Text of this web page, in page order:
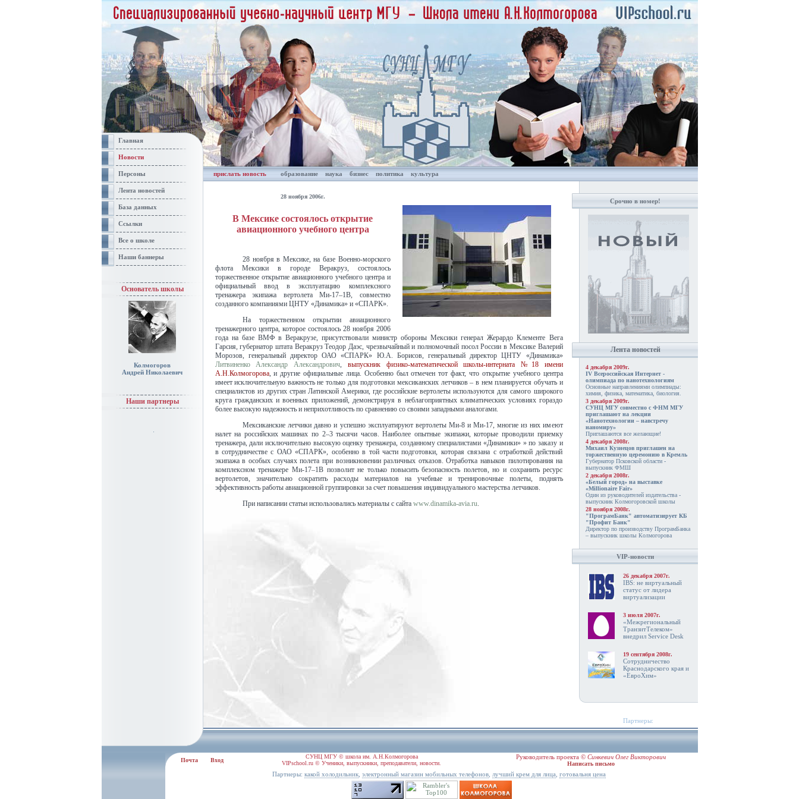
Главная
Новости
Персоны
Лента новостей
База данных
Ссылки
Все о школе
Наши баннеры
Основатель школы
Колмогоров
Андрей Николаевич
Наши партнеры
прислать новость образование наука бизнес политика культура
28 ноября 2006г.
В Мексике состоялось открытие
авиационного учебного центра
28 ноября в Мексике, на базе Военно-морского
флота Мексики в городе Веракруз, состоялось
торжественное открытие авиационного учебного центра и
официальный ввод в эксплуатацию комплексного
тренажера экипажа вертолета Ми-17–1В, совместно
созданного компаниями ЦНТУ «Динамика» и «СПАРК».
На торжественном открытии авиационного
тренажерного центра, которое состоялось 28 ноября 2006
года на базе ВМФ в Веракрузе, присутствовали министр обороны Мексики генерал Жерардо Клементе Вега
Гарсия, губернатор штата Веракруз Теодор Даэс, чрезвычайный и полномочный посол России в Мексике Валерий
Морозов, генеральный директор ОАО «СПАРК» Ю.А. Борисов, генеральный директор ЦНТУ «Динамика»
Литвиненко Александр Александрович, выпускник физико-математической школы-интерната №18 имени
А.Н.Колмогорова, и другие официальные лица. Особенно был отмечен тот факт, что открытие учебного центра
имеет исключительную важность не только для подготовки мексиканских летчиков – в нем планируется обучать и
специалистов из других стран Латинской Америки, где российские вертолеты используются для самого широкого
круга гражданских и военных приложений, демонстрируя в неблагоприятных климатических условиях гораздо
более высокую надежность и неприхотливость по сравнению со своими западными аналогами.
Мексиканские летчики давно и успешно эксплуатируют вертолеты Ми-8 и Ми-17, многие из них имеют
налет на российских машинах по 2–3 тысячи часов. Наиболее опытные экипажи, которые проводили приемку
тренажера, дали исключительно высокую оценку тренажера, созданному специалистами «Динамики» » по заказу и
в сотрудничестве с ОАО «СПАРК», особенно в той части подготовки, которая связана с отработкой действий
экипажа в особых случаях полета при возникновении различных отказов. Отработка навыков пилотирования на
комплексном тренажере Ми-17–1В позволит не только повысить безопасность полетов, но и сохранить ресурс
вертолетов, значительно сократить расходы материалов на учебные и тренировочные полеты, поднять
эффективность работы авиационной группировки за счет повышения индивидуального мастерства летчиков.
При написании статьи использовались материалы с сайтаwww.dinamika-avia.ru.
Срочно в номер!
Лента новостей
4 декабря 2009г.
IV Всероссийская Интернет -
олимпиада по нанотехнологиям
Основные направлениями олимпиады:
химия, физика, математика, биология.
3 декабря 2009г.
СУНЦ МГУ совместно с ФНМ МГУ
приглашают на лекции
«Нанотехнологии – навстречу
наномиру»
Приглашаются все желающие!
4 декабря 2008г.
Михаил Кузнецов приглашен на
торжественную церемонию в Кремль
Губернатор Псковской области -
выпускник ФМШ
2 декабря 2008г.
«Белый город» на выставке
«Millionaire Fair»
Один из руководителей издательства -
выпускник Колмогоровской школы
28 ноября 2008г.
"ПрограмБанк" автоматизирует КБ
"Профит Банк"
Директор по производству ПрограмБанка
– выпускник школы Колмогорова
VIP-новости
26 декабря 2007г.
IBS: не виртуальный
статус от лидера
виртуализации
3 июля 2007г.
«Межрегиональный
ТранзитТелеком»
внедрил Service Desk
19 сентября 2008г.
Сотрудничество
Краснодарского края и
«ЕвроХим»
Партнеры:
Почта Вход
СУНЦ МГУ © школа им. А.Н.Колмогорова
VIPschool.ru © Ученики, выпускники, преподаватели, новости.
Руководитель проекта © Синкевич Олег Викторович
Написать письмо
Партнеры: какой холодильник, электронный магазин мобильных телефонов, лучший крем для лица готовальня цена